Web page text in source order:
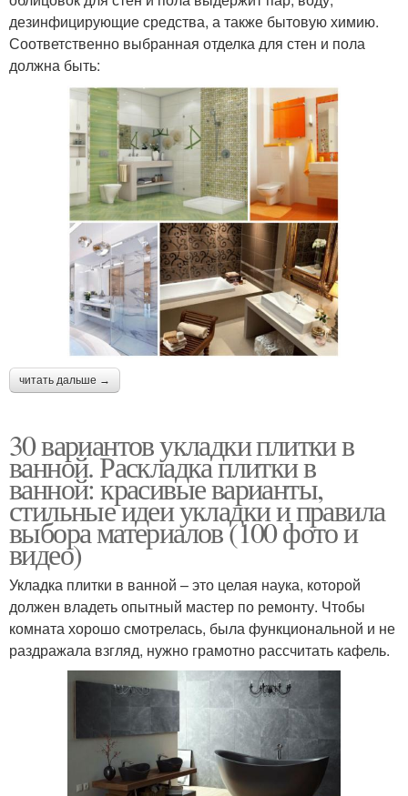
дезинфицирующие средства, а также бытовую химию.
Соответственно выбранная отделка для стен и пола
должна быть:
читать дальше →
30 вариантов укладки плитки в
ванной. Раскладка плитки в
ванной: красивые варианты,
стильные идеи укладки и правила
выбора материалов (100 фото и
видео)
Укладка плитки в ванной – это целая наука, которой
должен владеть опытный мастер по ремонту. Чтобы
комната хорошо смотрелась, была функциональной и не
раздражала взгляд, нужно грамотно рассчитать кафель.